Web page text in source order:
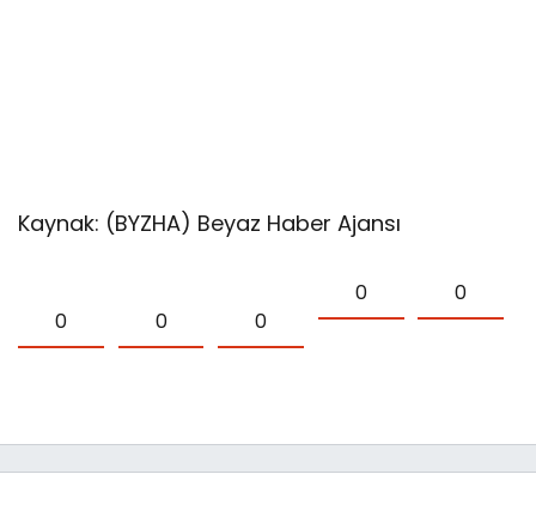
Kaynak: (BYZHA) Beyaz Haber Ajansı
0 0 0
0 0